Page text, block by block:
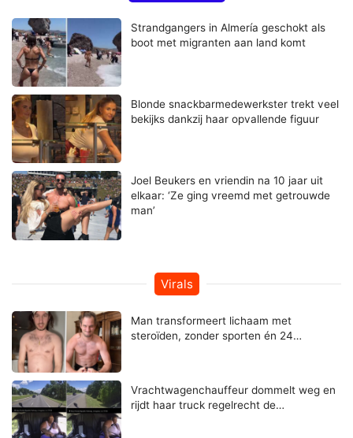
Strandgangers in Almería geschokt als
boot met migranten aan land komt
Blonde snackbarmedewerkster trekt veel
bekijks dankzij haar opvallende figuur
Joel Beukers en vriendin na 10 jaar uit
elkaar: ‘Ze ging vreemd met getrouwde
man’
Virals
Man transformeert lichaam met
steroïden, zonder sporten én 24…
Vrachtwagenchauffeur dommelt weg en
rijdt haar truck regelrecht de…